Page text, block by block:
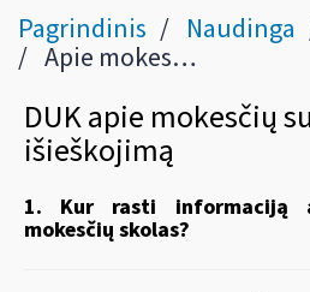
Pagrindinis Naudinga
Apie mokesčių sumokėjimą, jų išieškojimą
DUK apie mokesčių
išieškojimą
1. Kur rasti informaciją
mokesčių skolas?